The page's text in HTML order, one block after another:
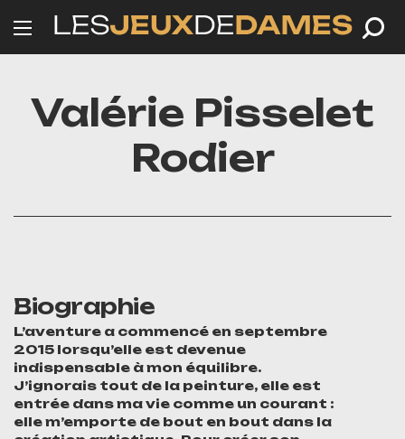
Valérie Pisselet
Rodier
Biographie
L’aventure a commencé en septembre
2015 lorsqu’elle est devenue
indispensable à mon équilibre.
J’ignorais tout de la peinture, elle est
entrée dans ma vie comme un courant :
elle m’emporte de bout en bout dans la